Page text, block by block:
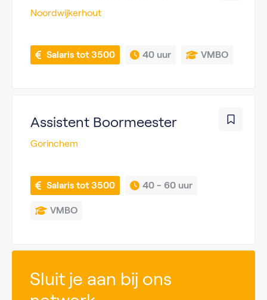
Noordwijkerhout
Salaris tot 3500 40 uur VMBO
Assistent Boormeester
Gorinchem
Salaris tot 3500 40 - 60 uur
VMBO
Sluit je aan bij ons